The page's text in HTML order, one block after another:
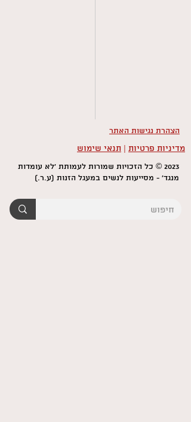
הצהרת נגישות האתר
מדיניות פרטיות
תנאי שימוש
2023 © כל הזכויות שמורות לעמותת 'לא עומדות
מנגד' - מסייעות לנשים במעגל הזנות (ע.ר.)